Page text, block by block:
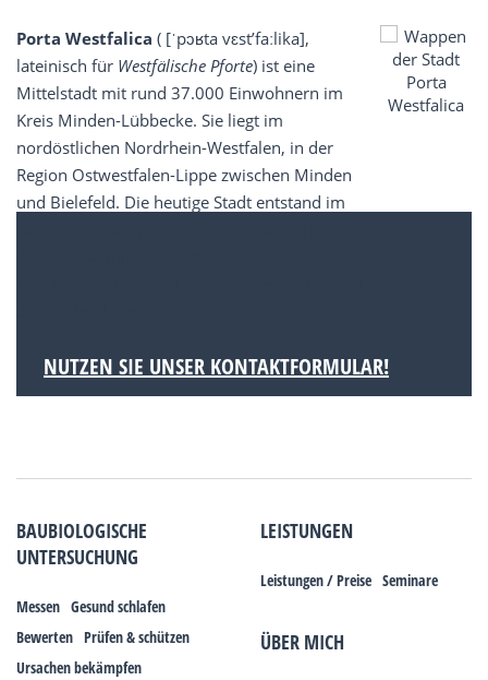
Porta Westfalica ( [ˈpɔʁta vɛst’faːlika],
lateinisch für Westfälische Pforte) ist eine
Mittelstadt mit rund 37.000 Einwohnern im
Kreis Minden-Lübbecke. Sie liegt im
nordöstlichen Nordrhein-Westfalen, in der
Region Ostwestfalen-Lippe zwischen Minden
und Bielefeld. Die heutige Stadt entstand im
NUTZEN SIE UNSER KONTAKTFORMULAR!
BAUBIOLOGISCHE
UNTERSUCHUNG
Messen Gesund schlafen
Bewerten Prüfen & schützen
Ursachen bekämpfen
LEISTUNGEN
Leistungen / Preise Seminare
ÜBER MICH